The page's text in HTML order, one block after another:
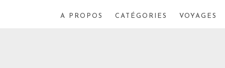
A PROPOS CATÉGORIES VOYAGES